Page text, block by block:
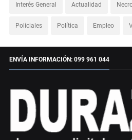
Interés General Actualidad
Policiales Política Empleo
ENVÍA INFORMACIÓN: 099 961 044